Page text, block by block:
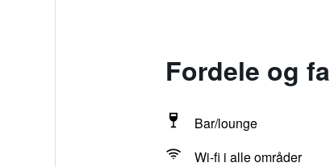
Fordele og
Bar/lounge
Wi-fi i alle områder